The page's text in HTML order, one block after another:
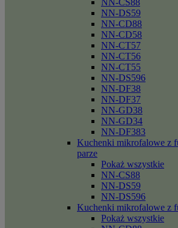
NN-CS88
NN-DS59
NN-CD88
NN-CD58
NN-CT57
NN-CT56
NN-CT55
NN-DS596
NN-DF38
NN-DF37
NN-GD38
NN-GD34
NN-DF383
Kuchenki mikrofalowe z
parze
Pokaż wszystkie
NN-CS88
NN-DS59
NN-DS596
Kuchenki mikrofalowe z
Pokaż wszystkie